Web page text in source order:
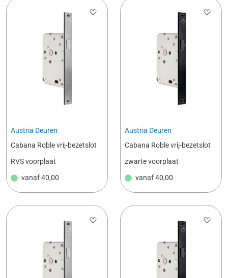
Austria Deuren
Cabana Roble vrij-bezetslot
RVS voorplaat
vanaf40,00
Austria Deuren
Cabana Roble vrij-bezetslot
zwarte voorplaat
vanaf40,00